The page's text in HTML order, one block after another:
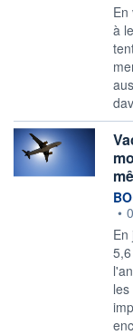
En
à
•
En